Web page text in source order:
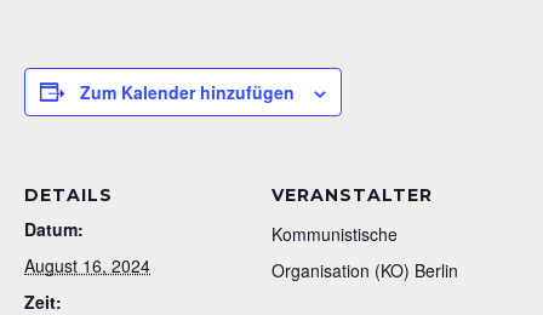
Zum Kalender hinzufügen
DETAILS
Datum:
August 16, 2024
Zeit:
VERANSTALTER
Kommunistische
Organisation (KO) Berlin